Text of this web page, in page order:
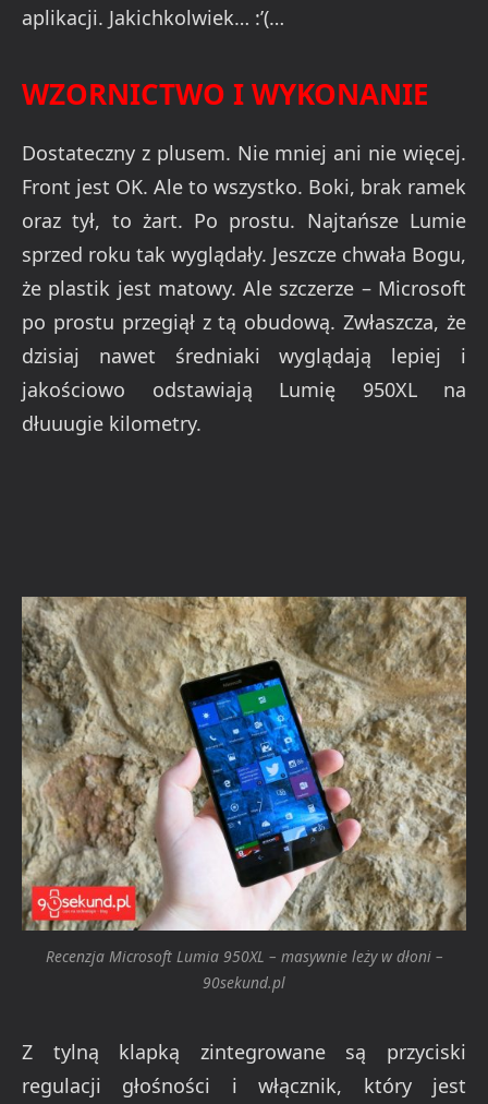
aplikacji. Jakichkolwiek… :’(…
WZORNICTWO I WYKONANIE
Dostateczny z plusem. Nie mniej ani nie więcej.
Front jest OK. Ale to wszystko. Boki, brak ramek
oraz tył, to żart. Po prostu. Najtańsze Lumie
sprzed roku tak wyglądały. Jeszcze chwała Bogu,
że plastik jest matowy. Ale szczerze – Microsoft
po prostu przegiął z tą obudową. Zwłaszcza, że
dzisiaj nawet średniaki wyglądają lepiej i
jakościowo odstawiają Lumię 950XL na
dłuuugie kilometry.
Recenzja Microsoft Lumia 950XL – masywnie leży w dłoni –
90sekund.pl
Z tylną klapką zintegrowane są przyciski
regulacji głośności i włącznik, który jest